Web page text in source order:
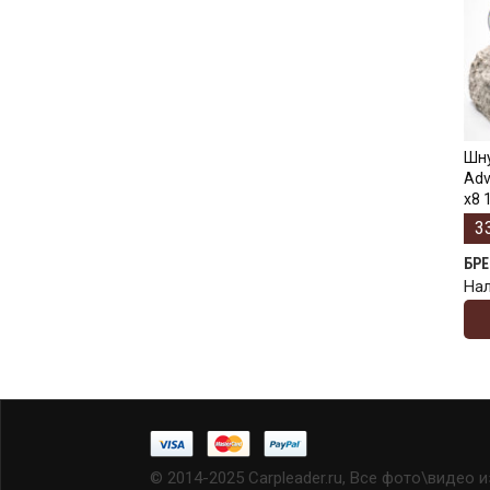
x8
© 2014-2025 Carpleader.ru, Все фото\видео